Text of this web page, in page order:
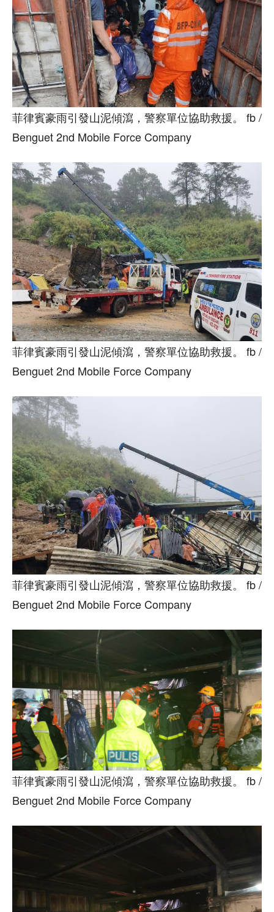
菲律賓豪雨引發山泥傾瀉，警察單位協助救援。 fb /
Benguet 2nd Mobile Force Company
菲律賓豪雨引發山泥傾瀉，警察單位協助救援。 fb /
Benguet 2nd Mobile Force Company
菲律賓豪雨引發山泥傾瀉，警察單位協助救援。 fb /
Benguet 2nd Mobile Force Company
菲律賓豪雨引發山泥傾瀉，警察單位協助救援。 fb /
Benguet 2nd Mobile Force Company